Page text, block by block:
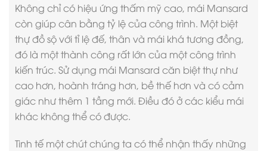
Không chỉ có hiệu ứng thấm mỹ cao, mái Mansard
còn giúp cân bằng tỷ lệ của công trình. Một biệt
thự đồ sộ với tỉ lệ đế, thân và mái khá tương đồng,
đó là một thành công rất lớn của một công trình
kiến trúc. Sử dụng mái Mansard căn biệt thự như
cao hơn, hoành tráng hơn, bề thế hơn và có cảm
giác như thêm 1 tầng mới. Điều đó ở các kiểu mái
khác không thể có được.
Tinh tế một chút chúng ta có thể nhận thấy những